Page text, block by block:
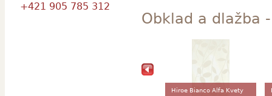
Obklad a dlažba
Hiroe Bianco Alfa Kvety
+421 905 785 312